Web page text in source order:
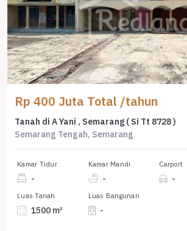
Rp 400 Juta Total /tahun
Tanah di A Yani , Semarang ( Si Tt 8728 )
Semarang Tengah, Semarang
Kamar Tidur
-
Kamar Mandi
-
Carport
-
Luas Tanah
1500 m²
Luas Bangunan
-